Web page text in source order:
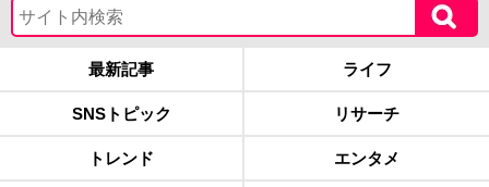
最新記事 ライフ
SNSトピック リサーチ
トレンド エンタメ